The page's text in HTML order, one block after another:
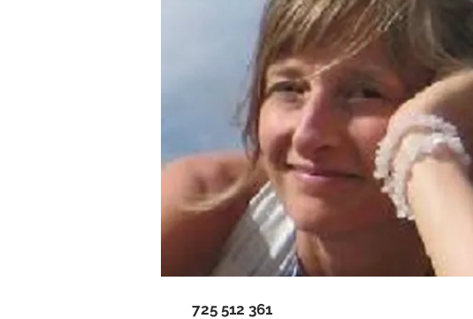
725 512 361